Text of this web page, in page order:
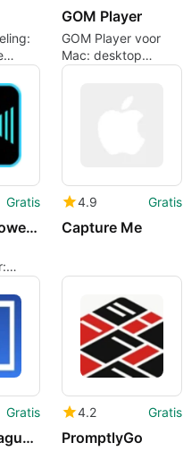
GOM Player
GOM Player voor
Mac: desktop
afspelen met native
Gratis
Cyberlink PowerDirector
4.9 Gratis
Capture Me
Gratis
Abhishek Jaguessar File Zipper
4.2 Gratis
PromptlyGo